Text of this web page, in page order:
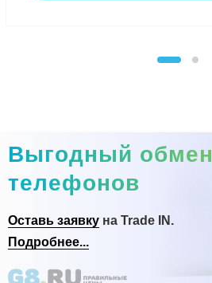
Выгодный обмен
телефонов
Оставь заявку на Trade IN.
Подробнее...